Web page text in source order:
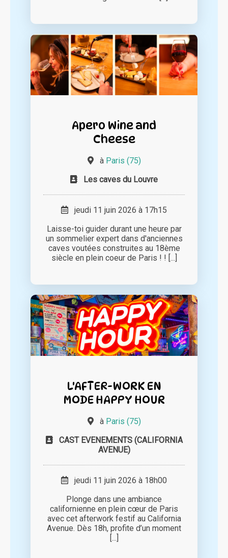
Apero Wine and
Cheese
à Paris (75)
Les caves du Louvre
jeudi 11 juin 2026 à 17h15
Laisse-toi guider durant une heure par
un sommelier expert dans d'anciennes
caves voutées construites au 18ème
siècle en plein coeur de Paris ! ! [...]
L'AFTER-WORK EN
MODE HAPPY HOUR
à Paris (75)
CAST EVENEMENTS (CALIFORNIA
AVENUE)
jeudi 11 juin 2026 à 18h00
Plonge dans une ambiance
californienne en plein cœur de Paris
avec cet afterwork festif au California
Avenue. Dès 18h, profite d’un moment
[...]